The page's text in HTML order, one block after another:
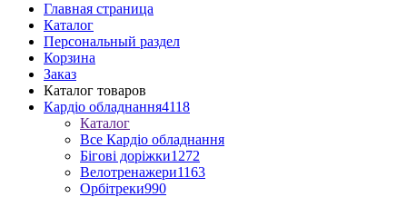
Главная страница
Каталог
Персональный раздел
Корзина
Заказ
Каталог товаров
Кардіо обладнання4118
Каталог
Все Кардіо обладнання
Бігові доріжки1272
Велотренажери1163
Орбітреки990